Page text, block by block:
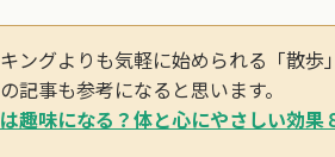
ングよりも気軽に始められる「散歩
記事も参考になると思います。
は趣味になる？体と心にやさしい効